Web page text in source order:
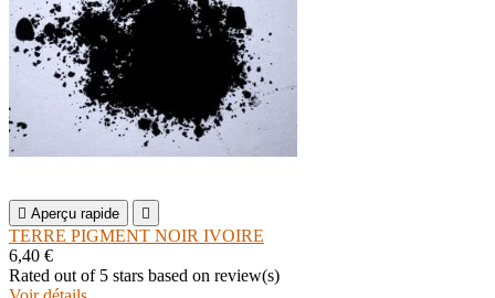
 Aperçu rapide 
TERRE PIGMENT NOIR IVOIRE
6,40 €
Rated out of 5 stars based on review(s)